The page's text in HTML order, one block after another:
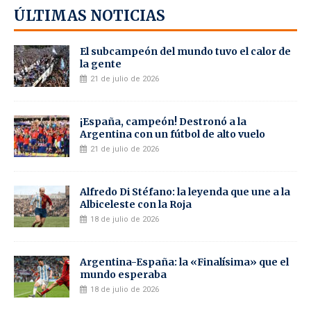
ÚLTIMAS NOTICIAS
El subcampeón del mundo tuvo el calor de
la gente
21 de julio de 2026
¡España, campeón! Destronó a la
Argentina con un fútbol de alto vuelo
21 de julio de 2026
Alfredo Di Stéfano: la leyenda que une a la
Albiceleste con la Roja
18 de julio de 2026
Argentina-España: la «Finalísima» que el
mundo esperaba
18 de julio de 2026